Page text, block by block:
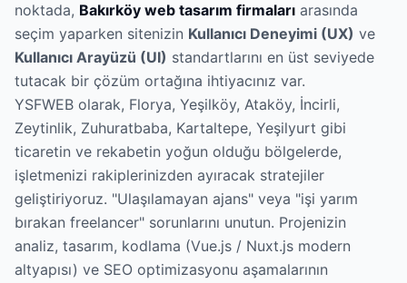
noktada, Bakırköy web tasarım firmaları arasında
seçim yaparken sitenizin Kullanıcı Deneyimi (UX) ve
Kullanıcı Arayüzü (UI) standartlarını en üst seviyede
tutacak bir çözüm ortağına ihtiyacınız var.
YSFWEB olarak, Florya, Yeşilköy, Ataköy, İncirli,
Zeytinlik, Zuhuratbaba, Kartaltepe, Yeşilyurt gibi
ticaretin ve rekabetin yoğun olduğu bölgelerde,
işletmenizi rakiplerinizden ayıracak stratejiler
geliştiriyoruz. "Ulaşılamayan ajans" veya "işi yarım
bırakan freelancer" sorunlarını unutun. Projenizin
analiz, tasarım, kodlama (Vue.js / Nuxt.js modern
altyapısı) ve SEO optimizasyonu aşamalarının